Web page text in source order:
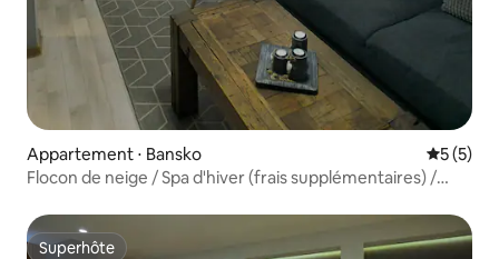
Appartement ⋅ Bansko
5 (5)
Flocon de neige / Spa d'hiver (frais supplémentaires) /
Superhôte